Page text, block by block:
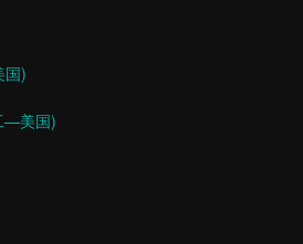
国)
—美国)